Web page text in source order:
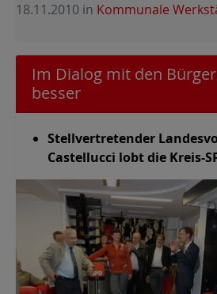
18.11.2010 in Kommunale
Im Dialog mit den
besser
Stellvertretender
Castellucci lobt die Kreis-